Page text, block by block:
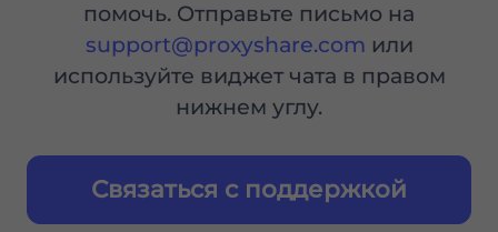
помочь. Отправьте письмо на
support@proxyshare.com или
используйте виджет чата в правом
нижнем углу.
Связаться с поддержкой